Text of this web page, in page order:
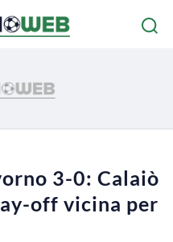
3-0: Calaiò
off vicina per